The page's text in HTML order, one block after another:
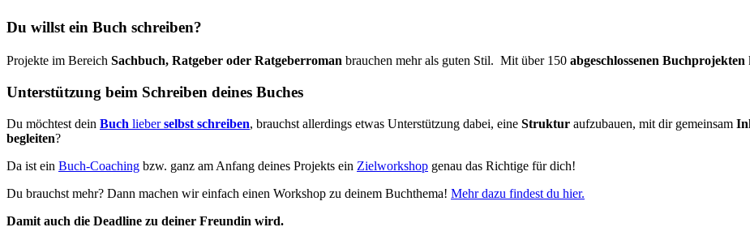
Du willst ein Buch schreiben?
Projekte im Bereich Sachbuch, Ratgeber oder Ratgeberroman brauchen mehr als guten Stil. Mit über 150 abgeschlossenen Buchprojekten
Unterstützung beim Schreiben deines Buches
Du möchtest dein Buch lieberselbst schreiben, brauchst allerdings etwas Unterstützung dabei, eine Struktur aufzubauen, mit dir gemeinsam
begleiten?
Da ist ein Buch-Coaching bzw. ganz am Anfang deines Projekts ein Zielworkshop genau das Richtige für dich!
Du brauchst mehr? Dann machen wir einfach einen Workshop zu deinem Buchthema! Mehr dazu findest du hier.
Damit auch die Deadline zu deiner Freundin wird.